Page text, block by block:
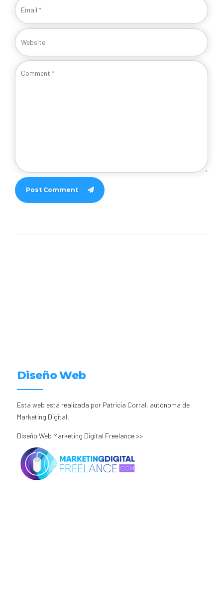
Post Comment
Diseño Web
Esta web está realizada por Patricia Corral, autónoma de
Marketing Digital.
Diseño Web Marketing Digital Freelance >>